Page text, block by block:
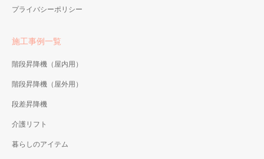
プライバシーポリシー
施工事例一覧
階段昇降機（屋内用）
階段昇降機（屋外用）
段差昇降機
介護リフト
暮らしのアイテム